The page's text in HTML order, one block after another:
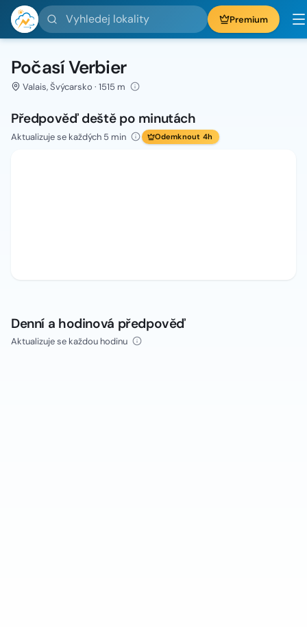
Vyhledej lokality Premium
Počasí Verbier
Valais, Švýcarsko · 1515 m
Předpověď deště po minutách
Aktualizuje se každých 5 min Odemknout 4h
Denní a hodinová předpověď
Aktualizuje se každou hodinu